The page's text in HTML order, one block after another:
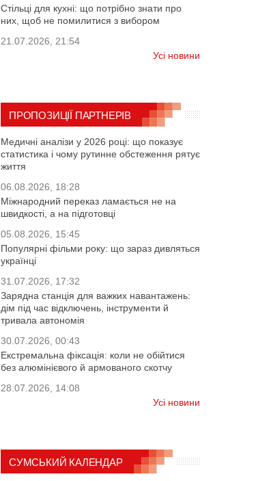
Стільці для кухні: що потрібно знати про
них, щоб не помилитися з вибором
21.07.2026, 21:54
Усі новини
ПРОПОЗИЦІЇ ПАРТНЕРІВ
Медичні аналізи у 2026 році: що показує
статистика і чому рутинне обстеження рятує
життя
06.08.2026, 18:28
Міжнародний переказ ламається не на
швидкості, а на підготовці
05.08.2026, 15:45
Популярні фільми року: що зараз дивляться
українці
31.07.2026, 17:32
Зарядна станція для важких навантажень:
дім під час відключень, інструменти й
тривала автономія
30.07.2026, 00:43
Екстремальна фіксація: коли не обійтися
без алюмінієвого й армованого скотчу
28.07.2026, 14:08
Усі новини
СУМСЬКИЙ КАЛЕНДАР